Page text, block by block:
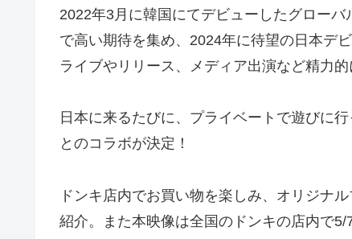
2022年3月に韓国にてデビューしたグロー
で高い期待を集め、2024年に待望の日本デ
ライブやリリース、メディア出演など精力的
日本に来るたびに、プライベートで遊びに
とのコラボが決定！
ドンキ店内でお買い物を楽しみ、オリジナ
紹介。また本映像は全国のドンキの店内で5/